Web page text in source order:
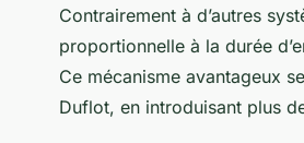
Contrairement à d’autres
proportionnelle à la durée
Ce mécanisme avantageux
Duflot, en introduisant plus